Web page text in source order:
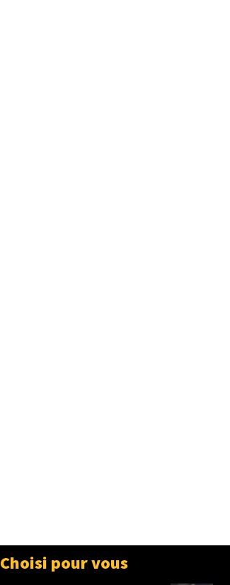
Choisi pour vous